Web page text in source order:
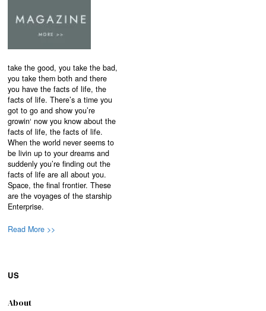
take the good, you take the bad,
you take them both and there
you have the facts of life, the
facts of life. There’s a time you
got to go and show you’re
growin‘ now you know about the
facts of life, the facts of life.
When the world never seems to
be livin up to your dreams and
suddenly you’re finding out the
facts of life are all about you.
Space, the final frontier. These
are the voyages of the starship
Enterprise.
Read More >>
US
About